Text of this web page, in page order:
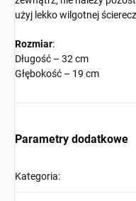
użyj lekko wilgotnej
Rozmiar:
Długość – 32 cm
Głębokość – 19 cm
Parametry dodatkowe
Kategoria: